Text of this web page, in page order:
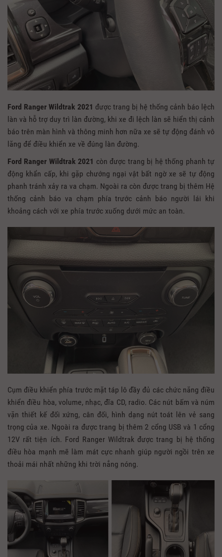
Ford Ranger Wildtrak 2021 được trang bị hệ thống cảnh báo lệch
làn và hỗ trợ duy trì làn đường, khi xe đi lệch làn sẽ hiển thị cảnh
báo trên màn hình và thông minh hơn nữa xe sẽ tự động đánh vô
lăng để điều khiển xe về đúng làn đường.
Ford Ranger Wildtrak 2021 còn được trang bị hệ thống phanh tự
động khẩn cấp, khi gặp chướng ngại vật bất ngờ xe sẽ tự động
phanh tránh xảy ra va chạm. Ngoài ra còn được trang bị thêm Hệ
thống cảnh báo va chạm phía trước cảnh báo người lái khi
khoảng cách với xe phía trước xuống dưới mức an toàn.
Cụm điều khiển phía trước mặt táp lô đầy đủ các chức năng điều
khiển điều hòa, volume, nhạc, đĩa CD, radio. Các nút bấm và núm
vặn thiết kế đối xứng, cân đối, hình dạng nút toát lên vẻ sang
trọng của xe. Ngoài ra được trang bị thêm 2 cổng USB và 1 cổng
12V rất tiện ích. Ford Ranger Wildtrak được trang bị hệ thống
điều hòa mạnh mẽ làm mát cực nhanh giúp người ngồi trên xe
thoải mái nhất những khi trời nắng nóng.